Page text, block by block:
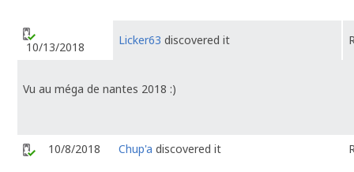
10/13/2018 Licker63 discovered it
Vu au méga de nantes 2018 :)
10/8/2018 Chup'a discovered it